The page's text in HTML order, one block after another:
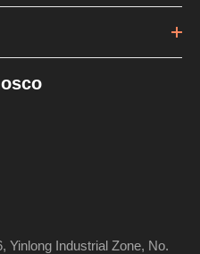
Yinlong Industrial Zone, No.